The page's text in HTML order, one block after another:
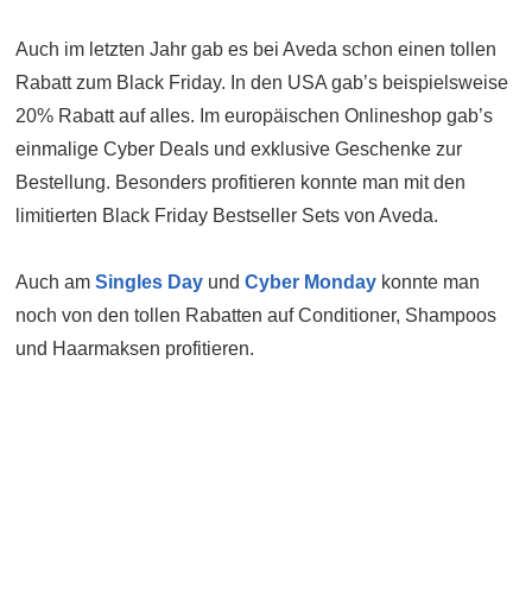
Auch im letzten Jahr gab es bei Aveda schon einen tollen
Rabatt zum Black Friday. In den USA gab’s beispielsweise
20% Rabatt auf alles. Im europäischen Onlineshop gab’s
einmalige Cyber Deals und exklusive Geschenke zur
Bestellung. Besonders profitieren konnte man mit den
limitierten Black Friday Bestseller Sets von Aveda.
Auch am Singles Day und Cyber Monday konnte man
noch von den tollen Rabatten auf Conditioner, Shampoos
und Haarmaksen profitieren.